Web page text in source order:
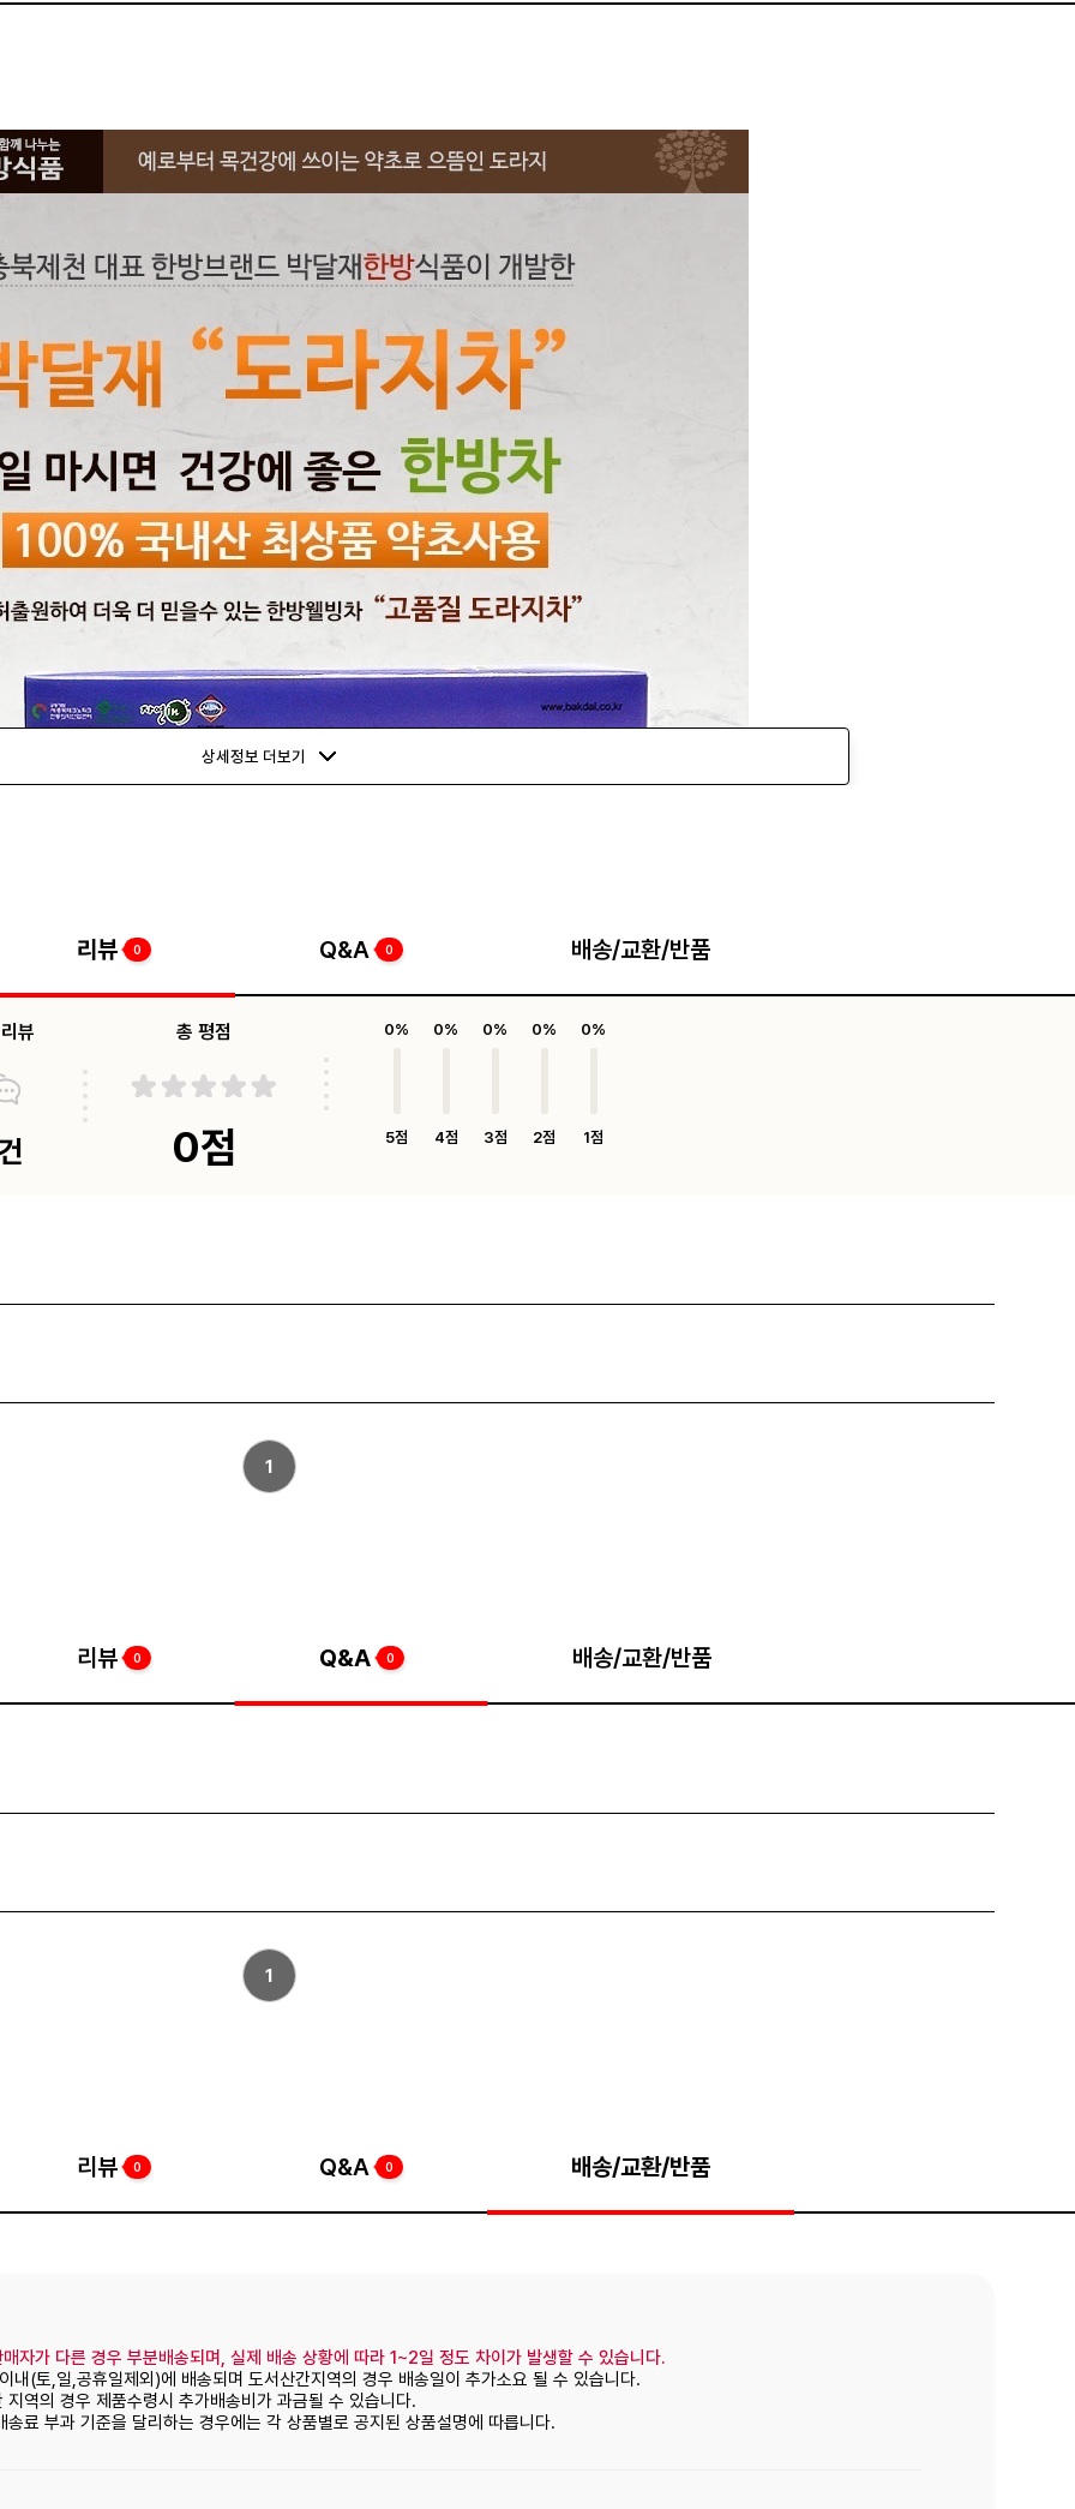
상세정보 더보기
리뷰 0 Q&A 0 배송/교환/반품
뷰 총 평점
0점
0%
5점
0%
4점
0%
3점
0%
2점
0%
1점
1
리뷰 0 Q&A 0 배송/교환/반품
1
리뷰 0 Q&A 0 배송/교환/반품
자가 다른 경우 부분배송되며, 실제 배송 상황에 따라 1~2일 정도 차이가 발생할 수 있습니다.
내(토,일,공휴일제외)에 배송되며 도서산간지역의 경우 배송일이 추가소요 될 수 있습니다.
역의 경우 제품수령시 추가배송비가 과금될 수 있습니다.
료 부과 기준을 달리하는 경우에는 각 상품별로 공지된 상품설명에 따릅니다.